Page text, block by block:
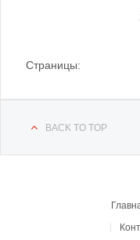
Страницы:
BACK TO TOP